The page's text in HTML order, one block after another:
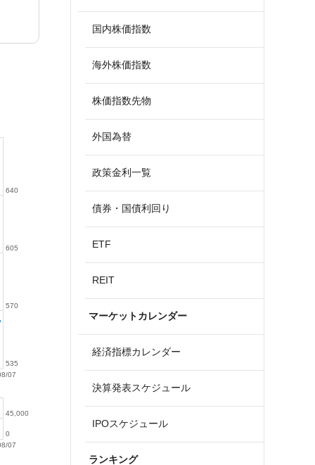
07
535
570
605
640
07
0
45,000
国内株価指数
海外株価指数
株価指数先物
外国為替
政策金利一覧
債券・国債利回り
ETF
REIT
マーケットカレンダー
経済指標カレンダー
決算発表スケジュール
IPOスケジュール
ランキング